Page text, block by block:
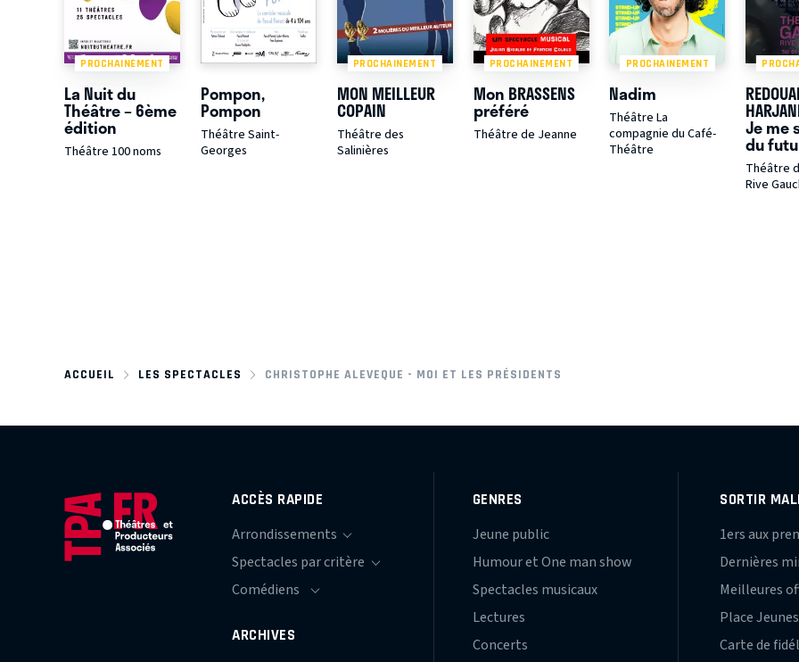
PROCHAINEMENT
La Nuit du
Théâtre – 6ème
édition
Théâtre 100 noms
Pompon,
Pompon
Théâtre Saint-
Georges
PROCHAINEMENT
MON MEILLEUR
COPAIN
Théâtre des
Salinières
PROCHAINEMENT
Mon BRASSENS
préféré
Théâtre de Jeanne
PROCHAINEMENT
Nadim
Théâtre La
compagnie du Café-
Théâtre
Je me
du
Théâtre
Rive
ACCUEIL LES SPECTACLES CHRISTOPHE ALEVEQUE - MOI ET LES PRÉSIDENTS
ACCÈS RAPIDE
ARCHIVES
GENRES
Jeune public
Humour et One man show
Spectacles musicaux
Lectures
Concerts
SORTIR
1ers aux
Dernières
Meilleures
Place Jeunes
Carte de